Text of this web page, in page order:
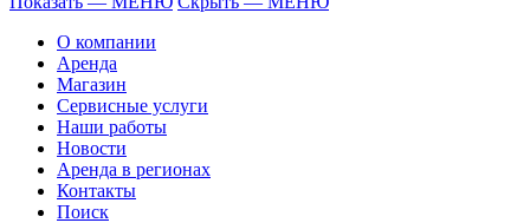
О компании
Аренда
Магазин
Сервисные услуги
Наши работы
Новости
Аренда в регионах
Контакты
Поиск